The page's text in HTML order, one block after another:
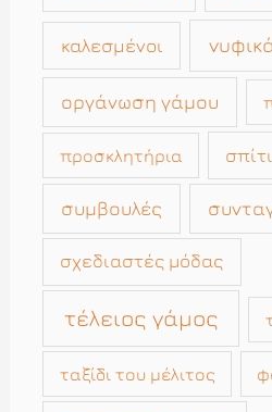
καλεσμένοι
οργάνωση γάμου
προσκλητήρια σπίτι
συμβουλές
σχεδιαστές μόδας
τέλειος γάμος
ταξίδι του μέλιτος